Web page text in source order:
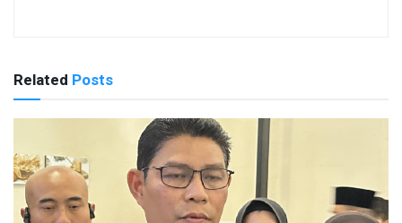
Related Posts